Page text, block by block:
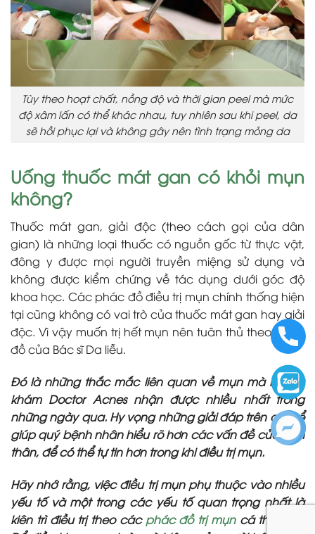
Tùy theo hoạt chất, nồng độ và thời gian peel mà mức
độ xâm lấn có thể khác nhau, tuy nhiên sau khi peel, da
sẽ hồi phục lại và không gây nên tình trạng mỏng da
Uống thuốc mát gan có khỏi mụn
không?
Thuốc mát gan, giải độc (theo cách gọi của dân
gian) là những loại thuốc có nguồn gốc từ thực vật,
đông y được mọi người truyền miệng sử dụng và
không được kiểm chứng về tác dụng dưới góc độ
khoa học. Các phác đồ điều trị mụn chính thống hiện
tại cũng không có vai trò của thuốc mát gan hay giải
độc. Vì vậy muốn trị hết mụn nên tuân thủ theo phác
đồ của Bác sĩ Da liễu.
Đó là những thắc mắc liên quan về mụn mà Phòng
khám Doctor Acnes nhận được nhiều nhất trong
những ngày qua. Hy vọng những giải đáp trên có thể
giúp quý bệnh nhân hiểu rõ hơn các vấn đề của bản
thân, để có thể tự tin hơn trong khi điều trị mụn.
Hãy nhớ rằng, việc điều trị mụn phụ thuộc vào nhiều
yếu tố và một trong các yếu tố quan trọng nhất là
kiên trì điều trị theo các phác đồ trị mụncá thể hóa.